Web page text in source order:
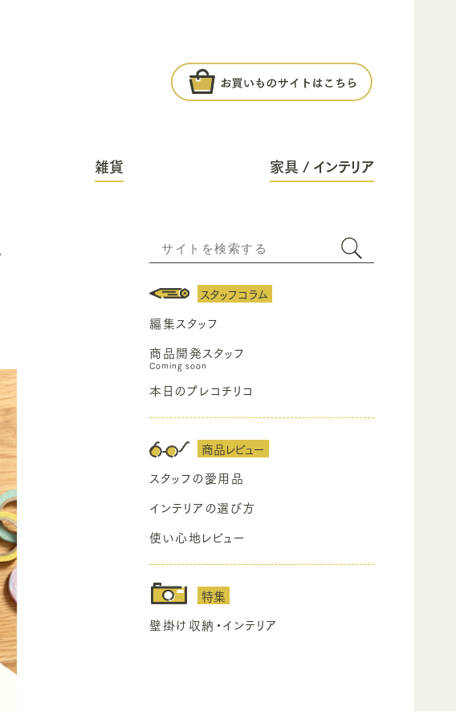
雑貨 家具 / インテリア
スタッフコラム
編集スタッフ
商品開発スタッフ
本日のプレコチリコ
商品レビュー
スタッフの愛用品
インテリアの選び方
使い心地レビュー
特集
壁掛け収納・インテリア